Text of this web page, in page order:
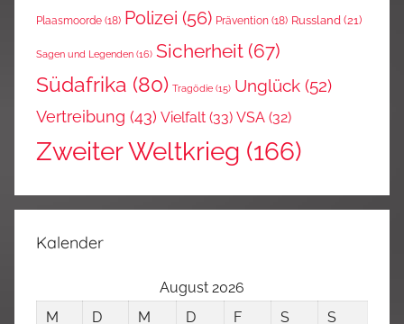
Plaasmoorde (18) Polizei (56) Prävention (18) Russland (21)
Sagen und Legenden (16) Sicherheit (67)
Südafrika (80) Tragödie (15) Unglück (52)
Vertreibung (43) Vielfalt (33) VSA (32)
Zweiter Weltkrieg (166)
Kalender
August 2026
M
D M D F S
S